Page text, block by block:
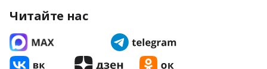
Читайте нас